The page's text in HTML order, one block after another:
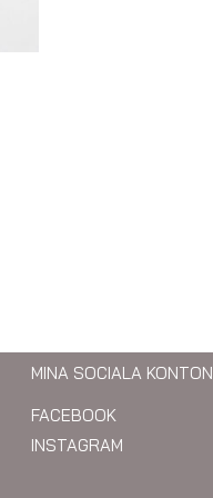
MINA SOCIALA KONTON
FACEBOOK
INSTAGRAM